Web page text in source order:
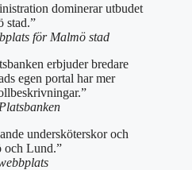
dominerar utbudet
stad.”
för Malmö stad
erbjuder bredare
egen portal har mer
undersköterskor och
och Lund.”